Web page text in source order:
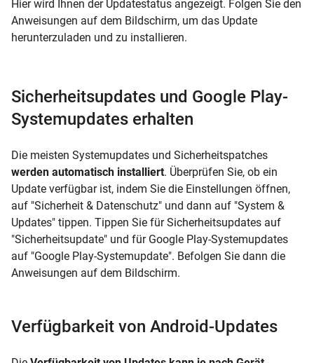
Hier wird Ihnen der Updatestatus angezeigt. Folgen Sie den
Anweisungen auf dem Bildschirm, um das Update
herunterzuladen und zu installieren.
Sicherheitsupdates und Google Play-
Systemupdates erhalten
Die meisten Systemupdates und Sicherheitspatches
werden automatisch installiert. Überprüfen Sie, ob ein
Update verfügbar ist, indem Sie die Einstellungen öffnen,
auf "Sicherheit & Datenschutz" und dann auf "System &
Updates" tippen. Tippen Sie für Sicherheitsupdates auf
"Sicherheitsupdate" und für Google Play-Systemupdates
auf "Google Play-Systemupdate". Befolgen Sie dann die
Anweisungen auf dem Bildschirm.
Verfügbarkeit von Android-Updates